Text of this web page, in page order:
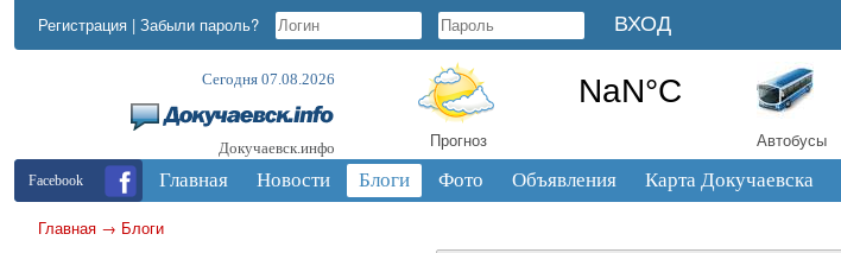
Регистрация | Забыли пароль?
Сегодня 07.08.2026
Докучаевск.инфо Прогноз Автобусы
Facebook Главная Новости Блоги Фото Объявления Карта Докучаевска
Главная → Блоги